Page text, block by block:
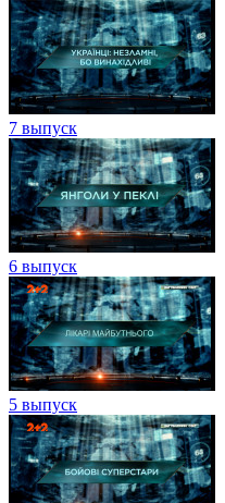
7 выпуск
6 выпуск
5 выпуск